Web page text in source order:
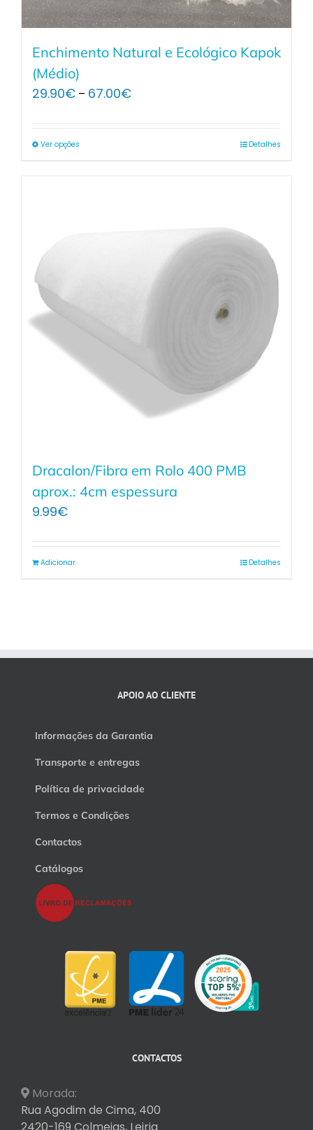
Enchimento Natural e Ecológico Kapok
(Médio)
29.90€ – 67.00€Price
Ver opções Detalhes
Dracalon/Fibra em Rolo 400 PMB
aprox.: 4cm espessura
9.99€
Adicionar Detalhes
APOIO AO CLIENTE
Informações da Garantia
Transporte e entregas
Política de privacidade
Termos e Condições
Contactos
Catálogos
CONTACTOS
Morada:
Rua Agodim de Cima, 400